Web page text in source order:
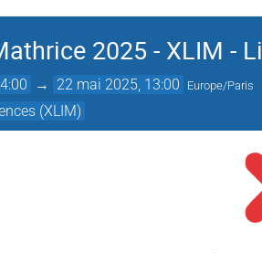
2025 - XLIM -
→ 22 mai 2025, 13:00 Europe/Paris
(XLIM)